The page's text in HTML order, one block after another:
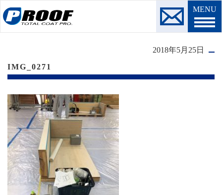
MENU
2018年5月25日
IMG_0271